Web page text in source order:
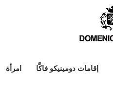
امرأة إقامات دومينيكو فاكَّا